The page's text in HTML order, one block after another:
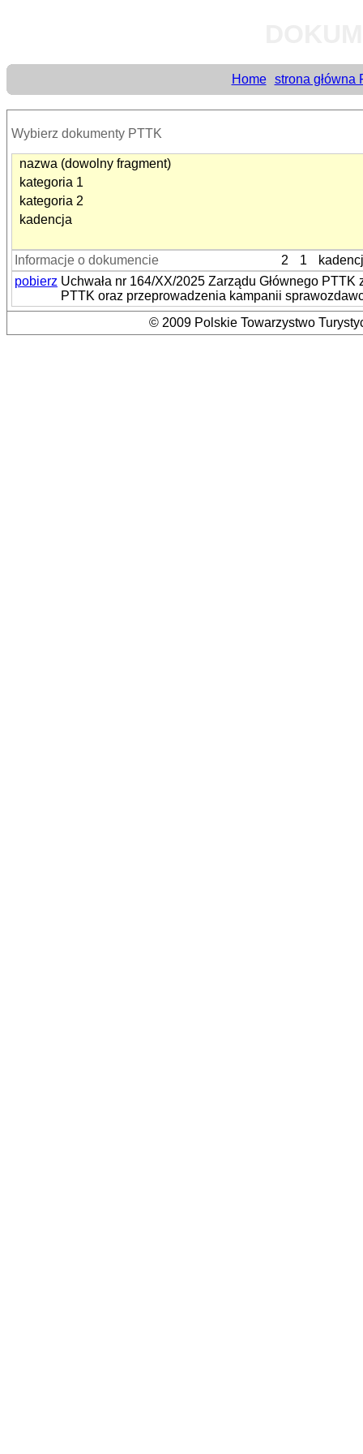
Home strona główna
Wybierz dokumenty PTTK
nazwa (dowolny fragment)
kategoria 1
kategoria 2
kadencja
Informacje o dokumencie 2 1
pobierz Uchwała nr 164/XX/2025 Zarządu Głównego
PTTK oraz przeprowadzenia kampanii
© 2009 Polskie Towarzystwo